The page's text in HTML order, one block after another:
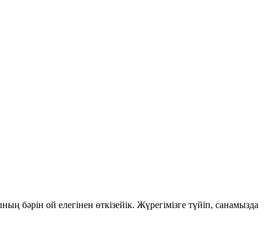
бәрін ой елегінен өткізейік. Жүрегімізге түйіп, санамызда